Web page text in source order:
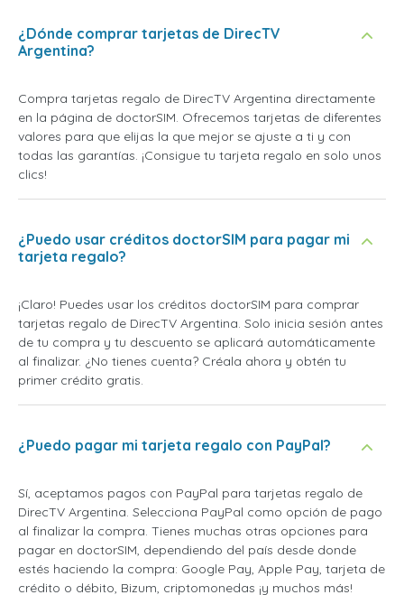
¿Dónde comprar tarjetas de DirecTV
Argentina?
Compra tarjetas regalo de DirecTV Argentina directamente
en la página de doctorSIM. Ofrecemos tarjetas de diferentes
valores para que elijas la que mejor se ajuste a ti y con
todas las garantías. ¡Consigue tu tarjeta regalo en solo unos
clics!
¿Puedo usar créditos doctorSIM para pagar mi
tarjeta regalo?
¡Claro! Puedes usar los créditos doctorSIM para comprar
tarjetas regalo de DirecTV Argentina. Solo inicia sesión antes
de tu compra y tu descuento se aplicará automáticamente
al finalizar. ¿No tienes cuenta? Créala ahora y obtén tu
primer crédito gratis.
¿Puedo pagar mi tarjeta regalo con PayPal?
Sí, aceptamos pagos con PayPal para tarjetas regalo de
DirecTV Argentina. Selecciona PayPal como opción de pago
al finalizar la compra. Tienes muchas otras opciones para
pagar en doctorSIM, dependiendo del país desde donde
estés haciendo la compra: Google Pay, Apple Pay, tarjeta de
crédito o débito, Bizum, criptomonedas ¡y muchos más!